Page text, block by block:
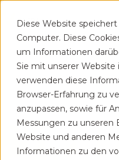
Diese Website
Computer. Diese
um Informationen
Sie mit unserer Website
verwenden diese
Browser-Erfahrung zu
anzupassen, sowie für
Messungen zu unseren
Website und anderen
Informationen zu den